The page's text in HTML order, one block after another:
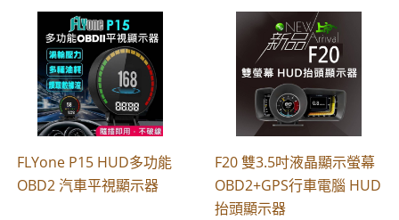
FLYone P15 HUD多功能
OBD2 汽車平視顯示器
F20 雙3.5吋液晶顯示螢幕
OBD2+GPS行車電腦 HUD
抬頭顯示器